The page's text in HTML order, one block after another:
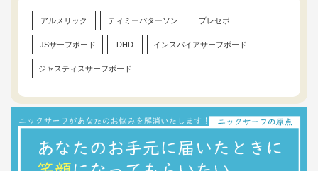
アルメリック ティミーパターソン プレセボ
JSサーフボード DHD インスパイアサーフボード
ジャスティスサーフボード